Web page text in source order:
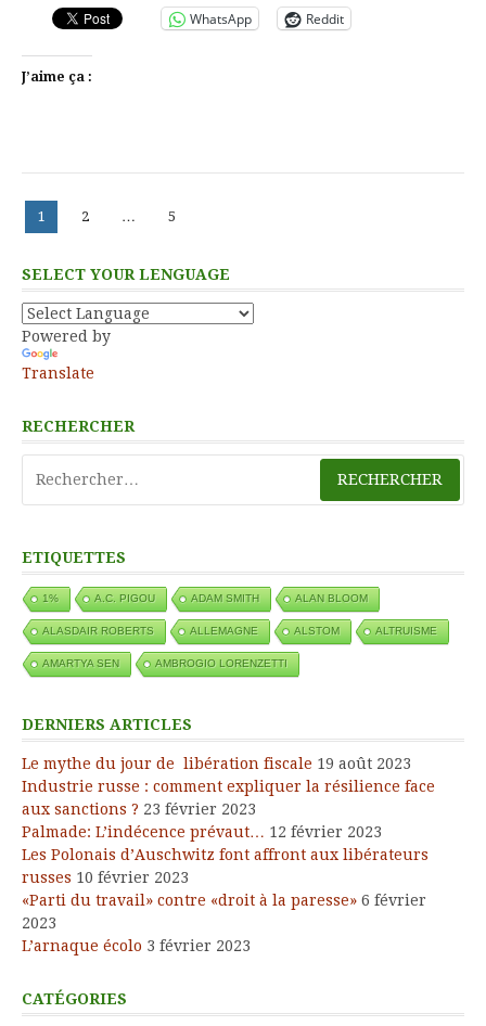
WhatsApp Reddit
J’aime ça :
Pagination
des
publications
Page
1 Page
2 … Page
5
SELECT YOUR LENGUAGE
Powered by
Translate
RECHERCHER
ETIQUETTES
1% A.C. PIGOU ADAM SMITH ALAN BLOOM
ALASDAIR ROBERTS ALLEMAGNE ALSTOM ALTRUISME
AMARTYA SEN AMBROGIO LORENZETTI
DERNIERS ARTICLES
Le mythe du jour de libération fiscale 19 août 2023
Industrie russe : comment expliquer la résilience face
aux sanctions ? 23 février 2023
Palmade: L’indécence prévaut… 12 février 2023
Les Polonais d’Auschwitz font affront aux libérateurs
russes 10 février 2023
«Parti du travail» contre «droit à la paresse» 6 février
2023
L’arnaque écolo 3 février 2023
CATÉGORIES